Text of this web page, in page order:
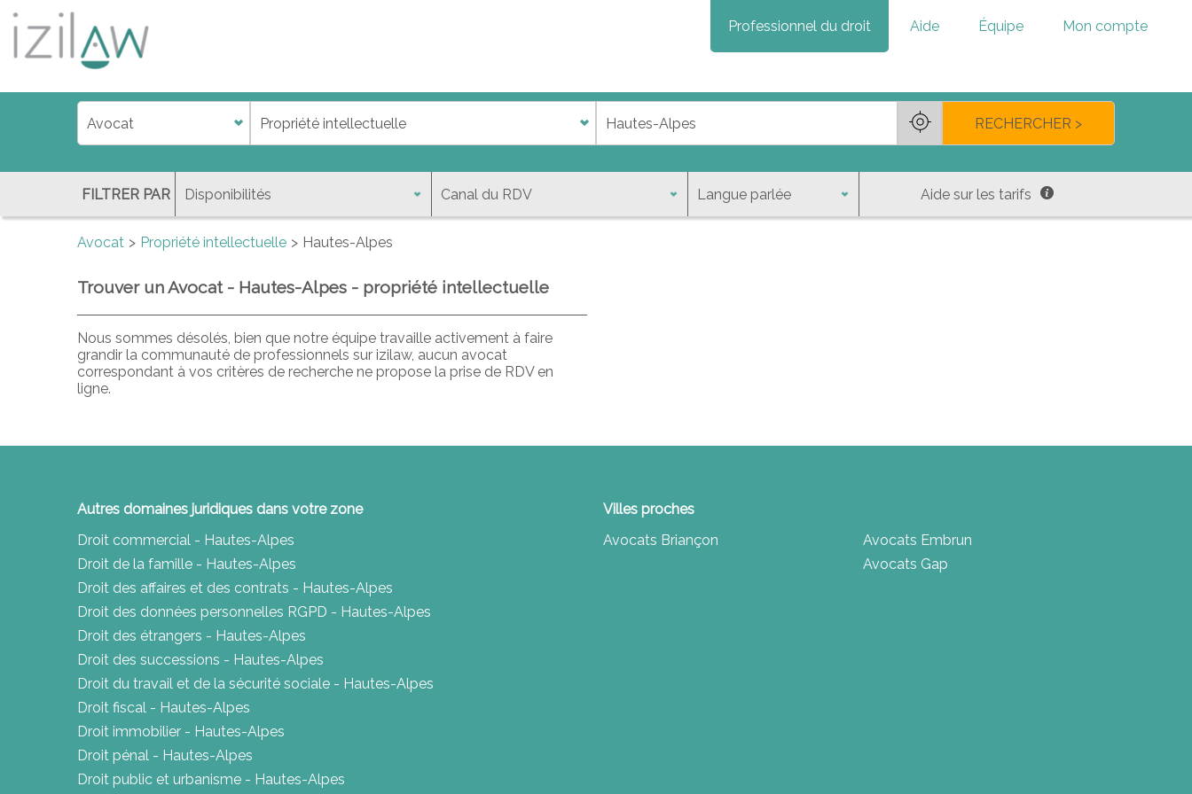
Professionnel du droit Aide Équipe Mon compte
jdadi
fl
RECHERCHER >
FILTRER PAR Aide sur les tarifs
Avocat Propriété intellectuelle Hautes-Alpes
Trouver un Avocat - Hautes-Alpes - propriété intellectuelle
Nous sommes désolés, bien que notre équipe travaille activement à faire
grandir la communauté de professionnels sur izilaw, aucun avocat
correspondant à vos critères de recherche ne propose la prise de RDV en
ligne.
Autres domaines juridiques dans votre zone
Droit commercial - Hautes-Alpes
Droit de la famille - Hautes-Alpes
Droit des affaires et des contrats - Hautes-Alpes
Droit des données personnelles RGPD - Hautes-Alpes
Droit des étrangers - Hautes-Alpes
Droit des successions - Hautes-Alpes
Droit du travail et de la sécurité sociale - Hautes-Alpes
Droit fiscal - Hautes-Alpes
Droit immobilier - Hautes-Alpes
Droit pénal - Hautes-Alpes
Droit public et urbanisme - Hautes-Alpes
Villes proches
Avocats Briançon
Avocats Embrun
Avocats Gap